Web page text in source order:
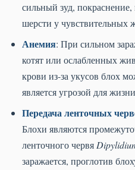
сильный зуд,
шерсти у чувствительных
Анемия: При сильном
котят или ослабленных
крови из-за укусов блох
является угрозой для
Передача ленточных
Блохи являются
ленточного червя
заражается, проглотив